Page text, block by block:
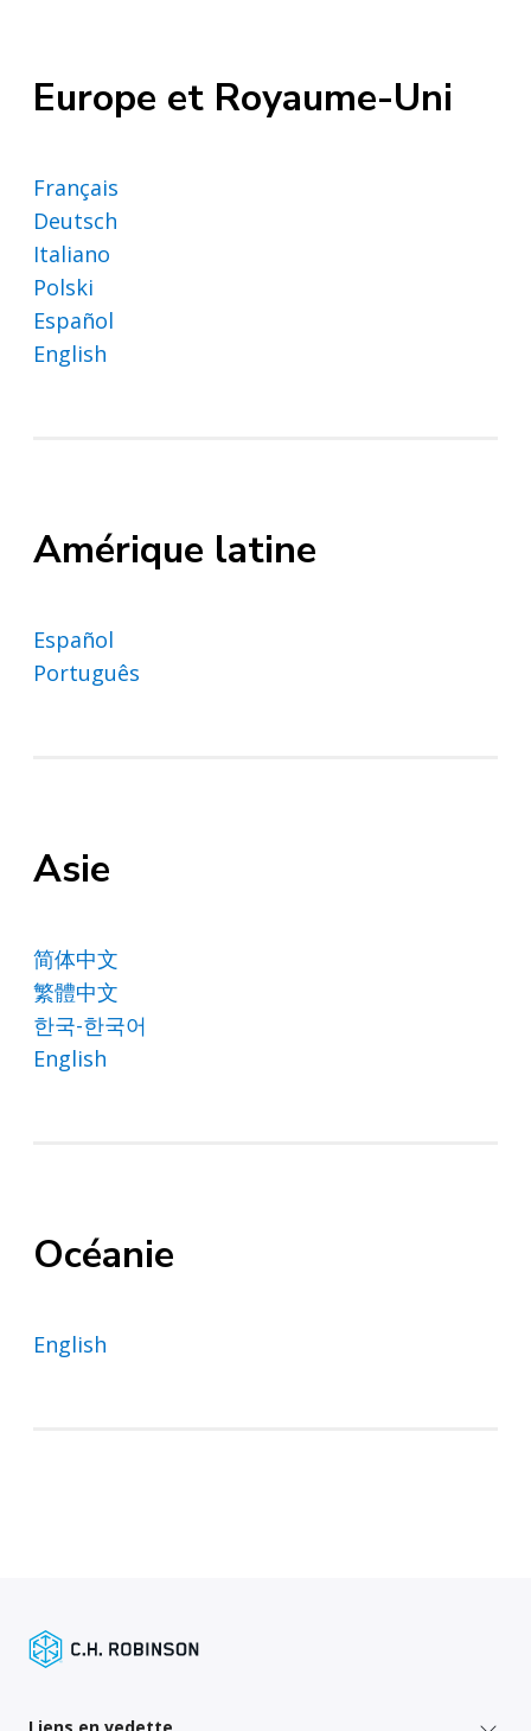
Europe et Royaume-Uni
Français
Deutsch
Italiano
Polski
Español
English
Amérique latine
Español
Português
Asie
简体中文
繁體中文
한국-한국어
English
Océanie
English